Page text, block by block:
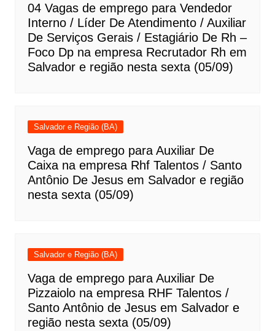
04 Vagas de emprego para Vendedor
Interno / Líder De Atendimento / Auxiliar
De Serviços Gerais / Estagiário De Rh –
Foco Dp na empresa Recrutador Rh em
Salvador e região nesta sexta (05/09)
Salvador e Região (BA)
Vaga de emprego para Auxiliar De
Caixa na empresa Rhf Talentos / Santo
Antônio De Jesus em Salvador e região
nesta sexta (05/09)
Salvador e Região (BA)
Vaga de emprego para Auxiliar De
Pizzaiolo na empresa RHF Talentos /
Santo Antônio de Jesus em Salvador e
região nesta sexta (05/09)